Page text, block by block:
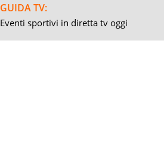
GUIDA TV:
Eventi sportivi in diretta tv oggi